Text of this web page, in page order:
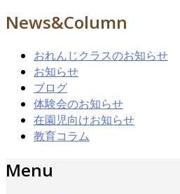
News&Column
おれんじクラスのお知らせ
お知らせ
ブログ
体験会のお知らせ
在園児向けお知らせ
教育コラム
Menu